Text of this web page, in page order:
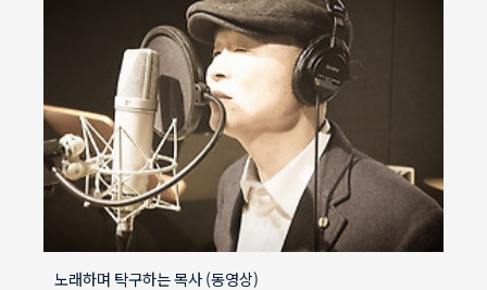
노래하며 탁구하는 목사 (동영상)